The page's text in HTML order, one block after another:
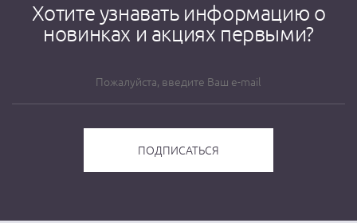
Хотите узнавать информацию о
новинках и акциях первыми?